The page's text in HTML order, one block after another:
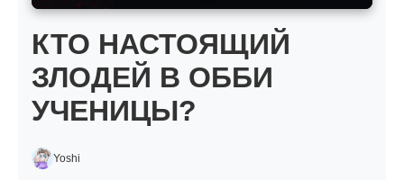
КТО НАСТОЯЩИЙ
ЗЛОДЕЙ В ОББИ
УЧЕНИЦЫ?
Yoshi